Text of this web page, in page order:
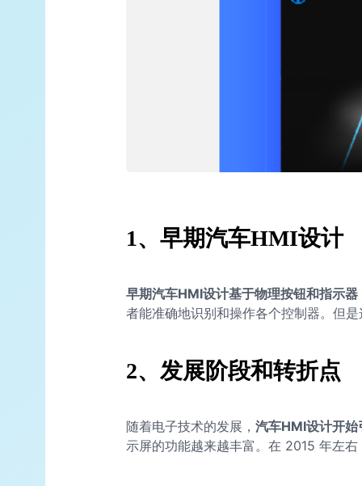
1、早期汽车HMI设计
早期汽车HMI设计基于物理按钮和指示
者能准确地识别和操作各个控制器。但
2、发展阶段和转折点
随着电子技术的发展， 汽车HMI设计开
示屏的功能越来越丰富。在 2015 年左